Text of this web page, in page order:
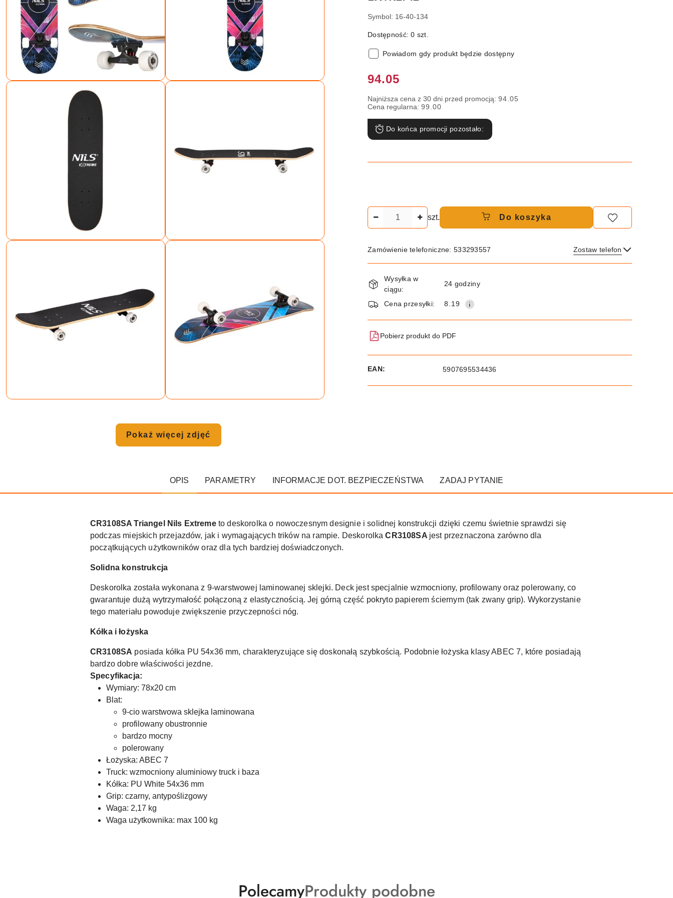
Pokaż więcej zdjęć
Symbol: 16-40-134
Dostępność:0 szt.
Powiadom gdy produkt będzie dostępny
Cena:
94.05
Najniższa cena z 30 dni przed promocją: 94.05
Cena regularna: 99.00
Do końca promocji pozostało:
szt. Do koszyka
Zamówienie telefoniczne: 533293557 Zostaw telefon
Wyślij
Dostępność
i
dostawa
Wysyłka w
ciągu:
24 godziny
Cena przesyłki: 8.19
Pobierz produkt do PDF
EAN: 5907695534436
OPIS PARAMETRY INFORMACJE DOT. BEZPIECZEŃSTWA ZADAJ PYTANIE
CR3108SA Triangel Nils Extremeto deskorolka o nowoczesnym designie i solidnej konstrukcji dzięki czemu świetnie sprawdzi się
podczas miejskich przejazdów, jak i wymagających trików na rampie. DeskorolkaCR3108SA jest przeznaczona zarówno dla
początkujących użytkowników oraz dla tych bardziej doświadczonych.
Solidna konstrukcja
Deskorolka została wykonana z 9-warstwowej laminowanej sklejki. Deck jest specjalnie wzmocniony, profilowany oraz polerowany, co
gwarantuje dużą wytrzymałość połączoną z elastycznością. Jej górną część pokryto papierem ściernym (tak zwany grip). Wykorzystanie
tego materiału powoduje zwiększenie przyczepności nóg.
Kółka i łożyska
CR3108SA posiada kółka PU 54x36 mm, charakteryzujące się doskonałą szybkością. Podobnie łożyska klasy ABEC 7, które posiadają
bardzo dobre właściwości jezdne.
Specyfikacja:
Wymiary: 78x20 cm
Blat:
9-cio warstwowa sklejka laminowana
profilowany obustronnie
bardzo mocny
polerowany
Łożyska: ABEC 7
Truck: wzmocniony aluminiowy truck i baza
Kółka: PU White 54x36 mm
Grip: czarny, antypoślizgowy
Waga: 2,17 kg
Waga użytkownika: max 100 kg
Produkty
PolecamyProdukty
Produkty podobne